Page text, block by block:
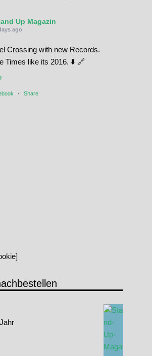
Up Magazin
ago
Crossing with new Records.
Times like its 2016. ⬇️ 🔗
· Share